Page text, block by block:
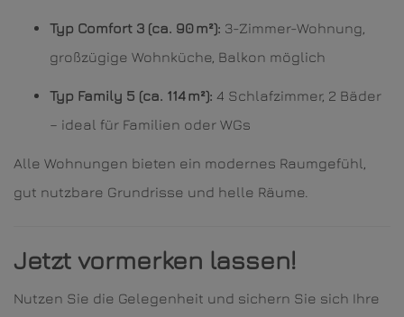
Typ Comfort 3 (ca. 90 m²): 3-Zimmer-Wohnung,
großzügige Wohnküche, Balkon möglich
Typ Family 5 (ca. 114 m²): 4 Schlafzimmer, 2 Bäder
– ideal für Familien oder WGs
Alle Wohnungen bieten ein modernes Raumgefühl,
gut nutzbare Grundrisse und helle Räume.
Jetzt vormerken lassen!
Nutzen Sie die Gelegenheit und sichern Sie sich Ihre